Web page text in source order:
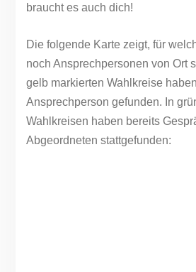
braucht es auch dich!
Die folgende Karte zeigt, für
noch Ansprechpersonen von Ort
gelb markierten Wahlkreise
Ansprechperson gefunden. In
Wahlkreisen haben bereits
Abgeordneten stattgefunden: